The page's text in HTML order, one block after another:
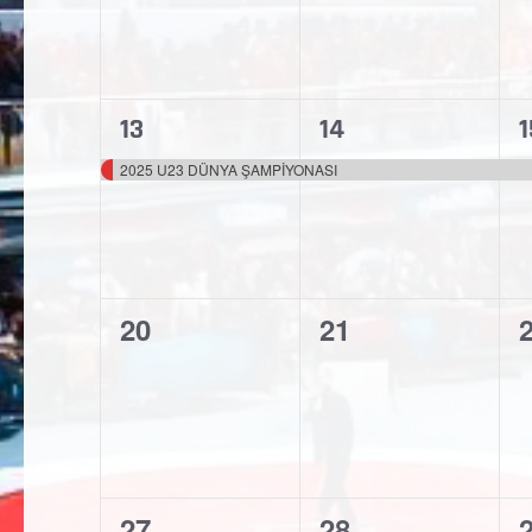
1
etkinlik,
13
2025 U23 DÜNYA ŞAMPİYONASI
1
etkinlik,
14
1
0
20
0
21
0